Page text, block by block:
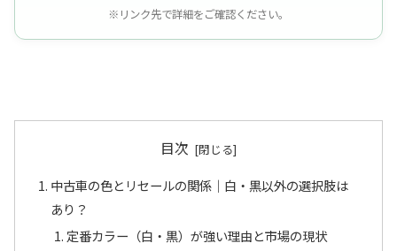
※リンク先で詳細をご確認ください。
目次
中古車の色とリセールの関係｜白・黒以外の選択肢は
あり？
定番カラー（白・黒）が強い理由と市場の現状